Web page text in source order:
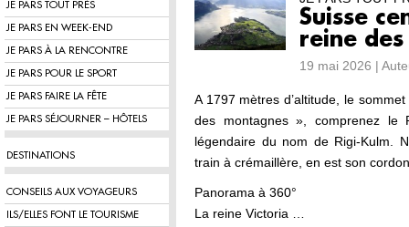
JE PARS TOUT PRÈS
JE PARS EN WEEK-END
JE PARS À LA RENCONTRE
JE PARS POUR LE SPORT
JE PARS FAIRE LA FÊTE
JE PARS SÉJOURNER – HÔTELS
DESTINATIONS
CONSEILS AUX VOYAGEURS
ILS/ELLES FONT LE TOURISME
Suisse
reine
19 mai 2026 |
A 1797 mètres d’altitude, le
des montagnes », comprenez le
légendaire du nom de Rigi-Kulm.
train à crémaillère, en est son
Panorama à 360°
La reine Victoria …